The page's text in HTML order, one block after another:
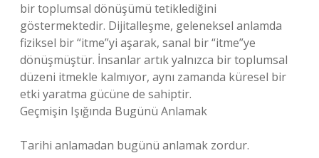
bir toplumsal dönüşümü tetiklediğini
göstermektedir. Dijitalleşme, geleneksel anlamda
fiziksel bir “itme”yi aşarak, sanal bir “itme”ye
dönüşmüştür. İnsanlar artık yalnızca bir toplumsal
düzeni itmekle kalmıyor, aynı zamanda küresel bir
etki yaratma gücüne de sahiptir.
Geçmişin Işığında Bugünü Anlamak
Tarihi anlamadan bugünü anlamak zordur.